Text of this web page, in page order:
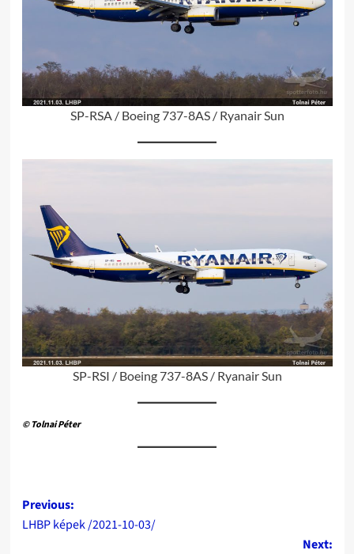
SP-RSA / Boeing 737-8AS / Ryanair Sun
SP-RSI / Boeing 737-8AS / Ryanair Sun
© Tolnai Péter
Post
navigation
Previous:
LHBP képek /2021-10-03/
Next: